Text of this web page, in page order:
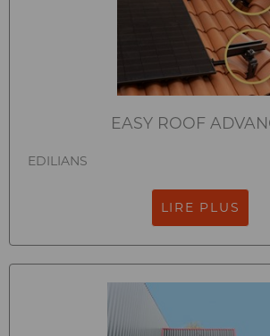
EASY ROOF
EDILIANS
LIRE PLUS